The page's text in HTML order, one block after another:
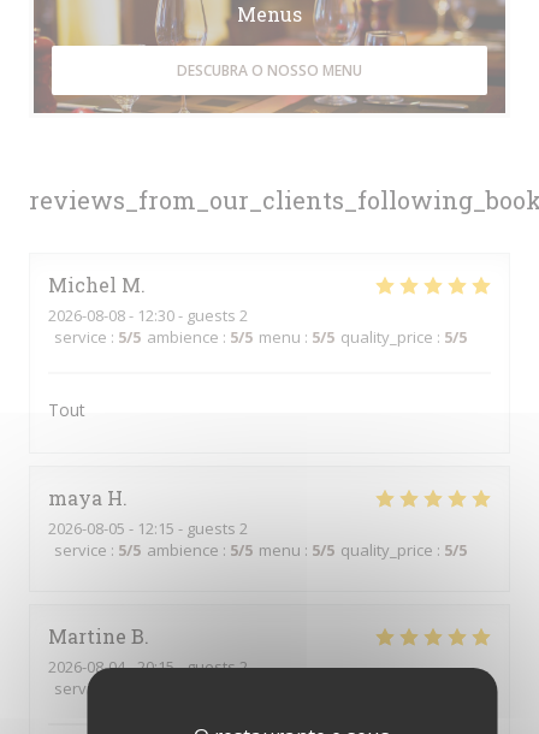
Michel M
2026-08-08- 12:30 - guests 2
service : 5/5 ambience : 5/5 menu : 5/5 quality_price : 5/5
Tout
maya H
2026-08-05 - 12:15 - guests 2
service : 5/5 ambience : 5/5 menu : 5/5 quality_price : 5/5
Martine B
2026-08-04- 20:15 - guests 2
service
Menus
DESCUBRA O NOSSO MENU